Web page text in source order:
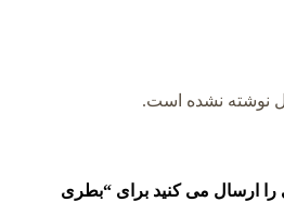
نوشته نشده است.
را ارسال می کنید برای “بطری